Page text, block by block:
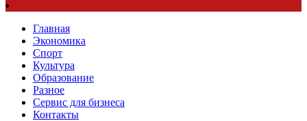
Главная
Экономика
Спорт
Культура
Образование
Разное
Сервис для бизнеса
Контакты